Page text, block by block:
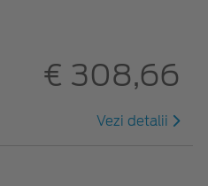
€ 308,66
Vezi detalii